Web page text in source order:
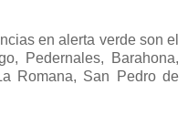
en alerta verde son el
Pedernales, Barahona,
Romana, San Pedro de